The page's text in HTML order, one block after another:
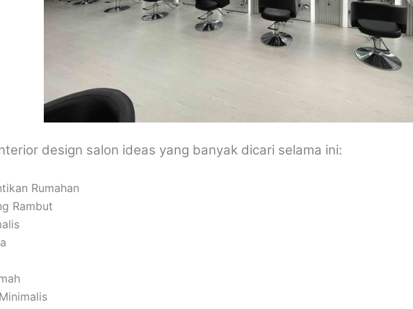
design salon ideas yang banyak dicari selama ini:
Rumahan
Rambut